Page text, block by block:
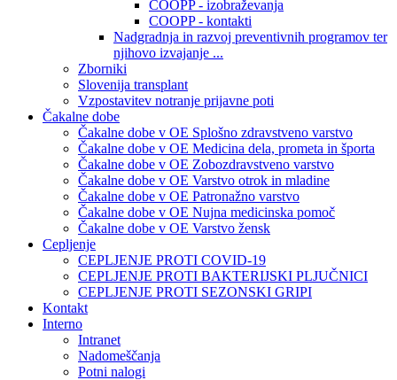
COOPP - izobraževanja
COOPP - kontakti
Nadgradnja in razvoj preventivnih programov ter
njihovo izvajanje ...
Zborniki
Slovenija transplant
Vzpostavitev notranje prijavne poti
Čakalne dobe
Čakalne dobe v OE Splošno zdravstveno varstvo
Čakalne dobe v OE Medicina dela, prometa in športa
Čakalne dobe v OE Zobozdravstveno varstvo
Čakalne dobe v OE Varstvo otrok in mladine
Čakalne dobe v OE Patronažno varstvo
Čakalne dobe v OE Nujna medicinska pomoč
Čakalne dobe v OE Varstvo žensk
Cepljenje
CEPLJENJE PROTI COVID-19
CEPLJENJE PROTI BAKTERIJSKI PLJUČNICI
CEPLJENJE PROTI SEZONSKI GRIPI
Kontakt
Interno
Intranet
Nadomeščanja
Potni nalogi